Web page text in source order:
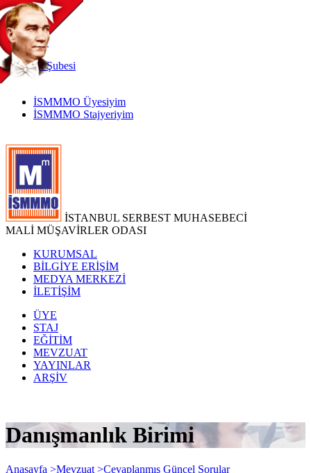
TR
|
EN
İnternetŞubesi
İSMMMO Üyesiyim
İSMMMO Stajyeriyim
İSTANBUL SERBEST MUHASEBECİ
MALİ MÜŞAVİRLER ODASI
KURUMSAL
BİLGİYE ERİŞİM
MEDYA MERKEZİ
İLETİŞİM
ÜYE
STAJ
EĞİTİM
MEVZUAT
YAYINLAR
ARŞİV
Danışmanlık Birimi
Anasayfa >Mevzuat >Cevaplanmış Güncel Sorular